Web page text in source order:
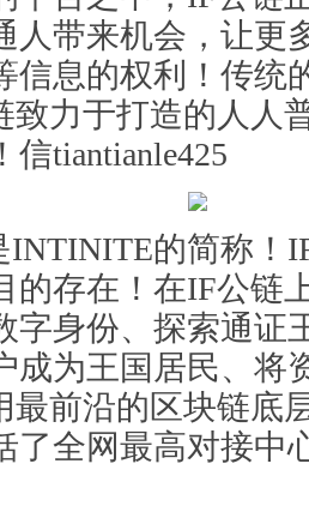
人带来机会，让更
信息的权利！传统
致力于打造的人人
tiantianle425
INTINITE的简称！
的存在！在IF公链
字身份、探索通证
成为王国居民、将
最前沿的区块链底
了全网最高对接中